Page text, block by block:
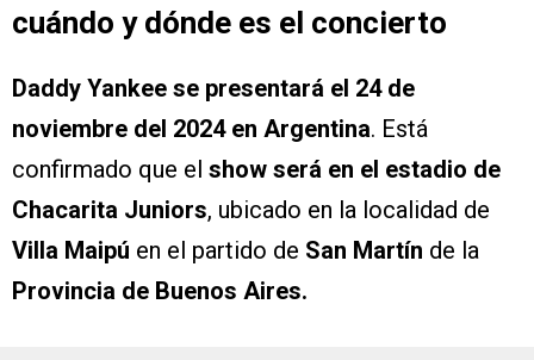
cuándo y dónde es el concierto
Daddy Yankee se presentará el 24 de
noviembre del 2024 en Argentina. Está
confirmado que el show será en el estadio de
Chacarita Juniors, ubicado en la localidad de
Villa Maipú en el partido de San Martín de la
Provincia de Buenos Aires.